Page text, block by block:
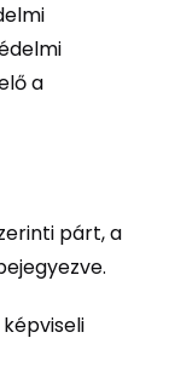
a
párt, a